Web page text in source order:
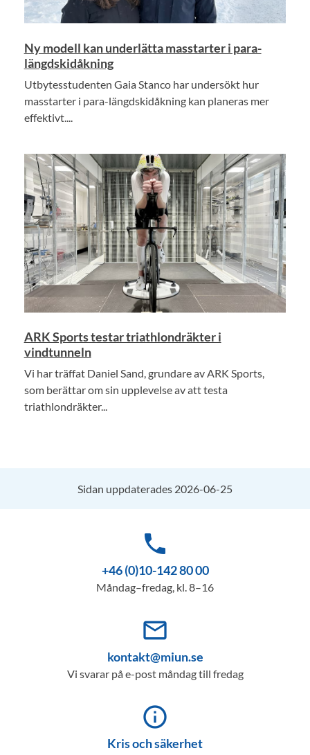
Ny modell kan underlätta masstarter i para-
längdskidåkning
Utbytesstudenten Gaia Stanco har undersökt hur
masstarter i para-längdskidåkning kan planeras mer
effektivt....
ARK Sports testar triathlondräkter i
vindtunneln
Vi har träffat Daniel Sand, grundare av ARK Sports,
som berättar om sin upplevelse av att testa
triathlondräkter...
Sidan uppdaterades 2026-06-25
phone
+46 (0)10-142 80 00
Måndag–fredag, kl. 8–16
mail_outline
kontakt@miun.se
Vi svarar på e-post måndag till fredag
info_outline
Kris och säkerhet